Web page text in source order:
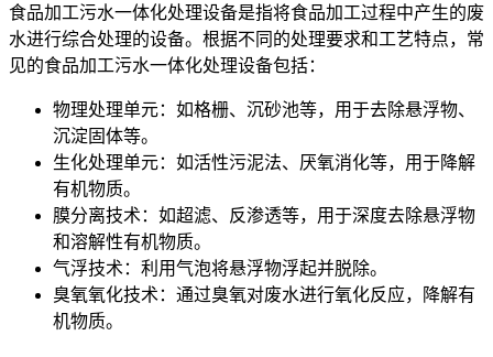
食品加工污水一体化处理设备是指将食品加工过程中产生的废
水进行综合处理的设备。根据不同的处理要求和工艺特点，常
见的食品加工污水一体化处理设备包括：
物理处理单元：如格栅、沉砂池等，用于去除悬浮物、
沉淀固体等。
生化处理单元：如活性污泥法、厌氧消化等，用于降解
有机物质。
膜分离技术：如超滤、反渗透等，用于深度去除悬浮物
和溶解性有机物质。
气浮技术：利用气泡将悬浮物浮起并脱除。
臭氧氧化技术：通过臭氧对废水进行氧化反应，降解有
机物质。